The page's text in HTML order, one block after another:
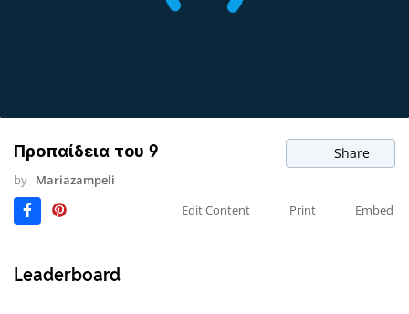
Προπαίδεια του 9 Share
by Mariazampeli
Edit Content
Print Embed
Leaderboard